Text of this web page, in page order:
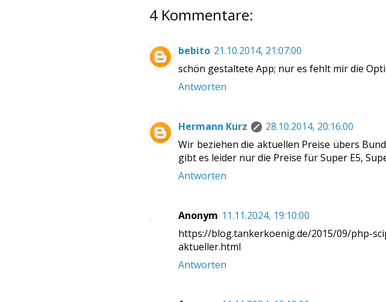
4 Kommentare:
bebito 21.10.2014, 21:07:00
schön gestaltete App; nur es fehlt mir die
Antworten
Hermann Kurz
28.10.2014, 20:16:00
Wir beziehen die aktuellen Preise übers
gibt es leider nur die Preise für Super E5,
Antworten
Anonym 11.11.2024, 19:10:00
https://blog.tankerkoenig.de/2015/09/php-
aktueller.html
Antworten